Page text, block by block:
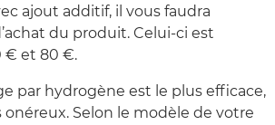
ajout additif, il vous faudra
du produit. Celui-ci est
€ et 80 €.
par hydrogène est le plus efficace,
onéreux. Selon le modèle de votre